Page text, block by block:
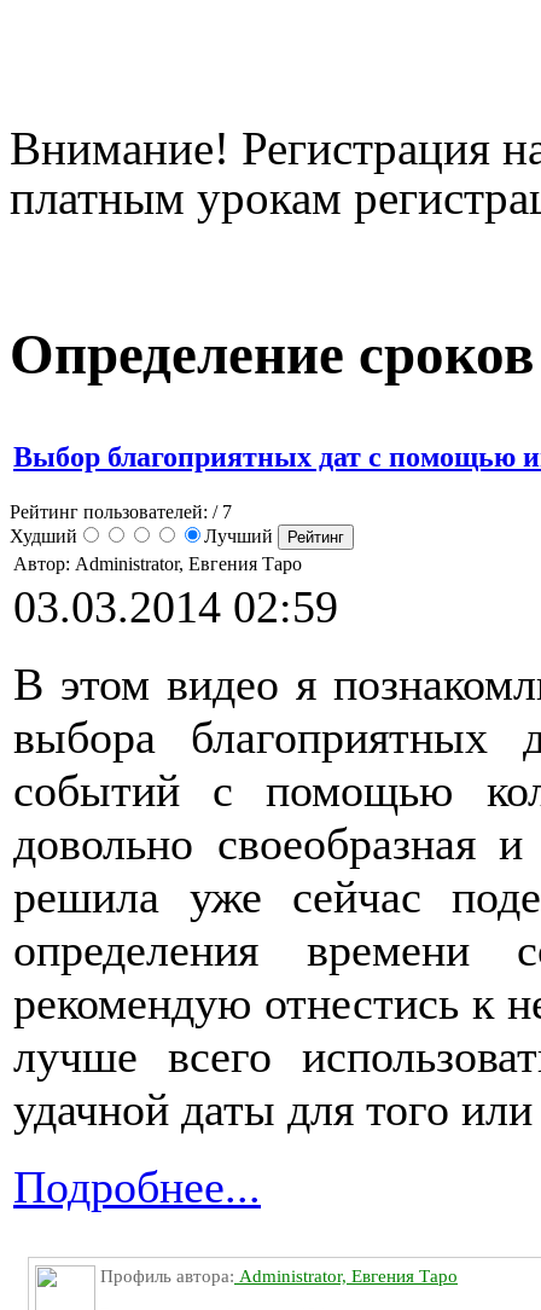
Внимание! Регистрация
платным урокам
Определение
Выбор благоприятных дат с помощью
Рейтинг пользователей: / 7
Худший
Лучший
Автор: Administrator, Евгения Таро
03.03.2014 02:59
В этом видео я
выбора благоприятных
событий с помощью
довольно своеобразная
решила уже сейчас
определения времени
рекомендую отнестись к
лучше всего
удачной даты для того
Подробнее...
Профиль автора: Administrator, Евгения Таро